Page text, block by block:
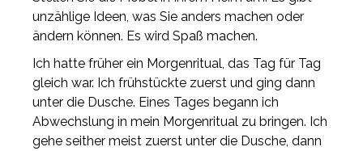
unzählige Ideen, was Sie anders machen oder
ändern können. Es wird Spaß machen.
Ich hatte früher ein Morgenritual, das Tag für Tag
gleich war. Ich frühstückte zuerst und ging dann
unter die Dusche. Eines Tages begann ich
Abwechslung in mein Morgenritual zu bringen. Ich
gehe seither meist zuerst unter die Dusche, dann